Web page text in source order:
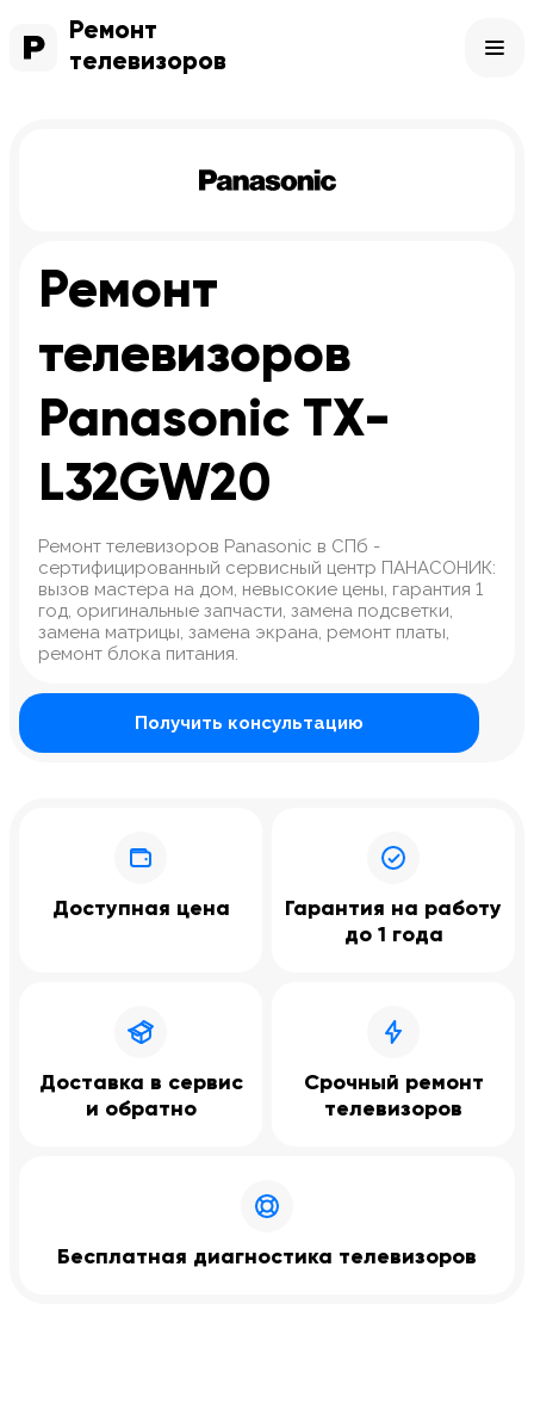
Ремонт
телевизоров
Ремонт
телевизоров
Panasonic TX-
L32GW20
Ремонт телевизоров Panasonic в СПб -
сертифицированный сервисный центр ПАНАСОНИК:
вызов мастера на дом, невысокие цены, гарантия 1
год, оригинальные запчасти, замена подсветки,
замена матрицы, замена экрана, ремонт платы,
ремонт блока питания.
Получить консультацию
Доступная цена
Гарантия на работу
до 1 года
Доставка в сервис
и обратно
Срочный ремонт
телевизоров
Бесплатная диагностика телевизоров